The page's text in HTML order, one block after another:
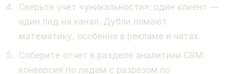
Сверьте учет «уникальности»: один клиент —
один лид на канал. Дубли ломают
математику, особенно в рекламе и чатах.
Соберите отчет в разделе аналитики CRM:
конверсия по лидам с разрезом по